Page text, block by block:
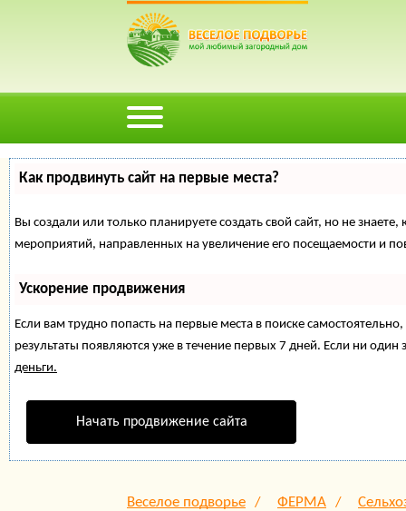
Как продвинуть сайт на первые места?
Вы создали или только планируете создать свой сайт, но не
мероприятий, направленных на увеличение его посещаемости и
Ускорение продвижения
Если вам трудно попасть на первые места в поиске
результаты появляются уже в течение первых 7 дней. Если ни один
деньги.
Начать продвижение сайта
Веселое подворье ФЕРМА